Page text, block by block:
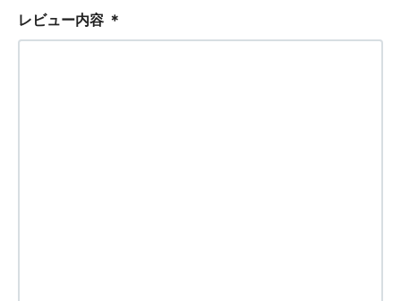
レビュー内容 ＊